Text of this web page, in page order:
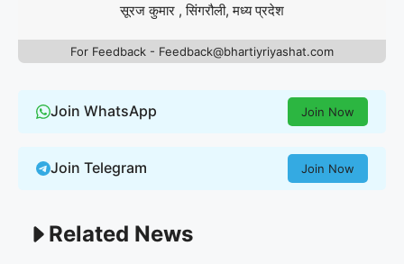
सूरज कुमार , सिंगरौली, मध्य प्रदेश
For Feedback - Feedback@bhartiyriyashat.com
Join WhatsApp Join Now
Join Telegram Join Now
Related News